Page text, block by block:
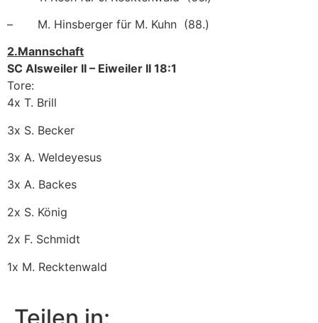
– M. Hinsberger für M. Kuhn (88.)
2.Mannschaft
SC Alsweiler II – Eiweiler II 18:1
Tore:
4x T. Brill
3x S. Becker
3x A. Weldeyesus
3x A. Backes
2x S. König
2x F. Schmidt
1x M. Recktenwald